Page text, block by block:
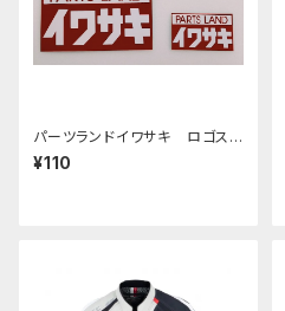
パーツランドイワサキ ロゴステ
ッカー 小
¥110